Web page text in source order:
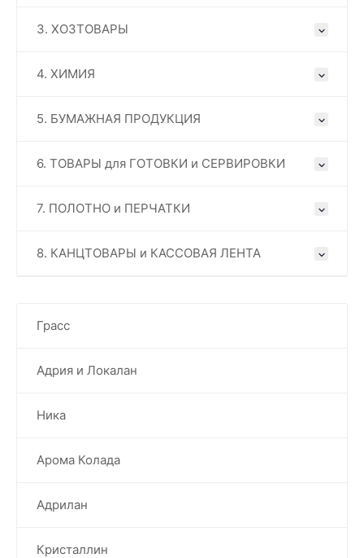
3. ХОЗТОВАРЫ
4. ХИМИЯ
5. БУМАЖНАЯ ПРОДУКЦИЯ
6. ТОВАРЫ для ГОТОВКИ и СЕРВИРОВКИ
7. ПОЛОТНО и ПЕРЧАТКИ
8. КАНЦТОВАРЫ и КАССОВАЯ ЛЕНТА
Грасс
Адрия и Локалан
Ника
Арома Колада
Адрилан
Кристаллин